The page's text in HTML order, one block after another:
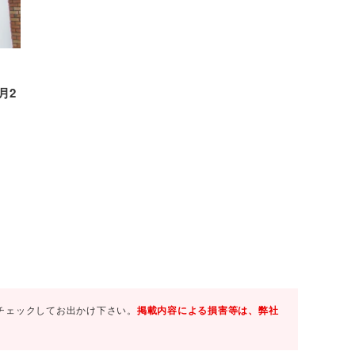
2
ェックしてお出かけ下さい。 掲載内容による損害等は、弊社